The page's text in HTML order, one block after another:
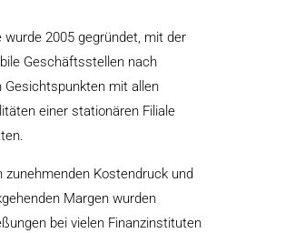
wurde 2005 gegründet, mit der
Geschäftsstellen nach
Gesichtspunkten mit allen
einer stationären Filiale
zunehmenden Kostendruck und
Margen wurden
bei vielen Finanzinstituten